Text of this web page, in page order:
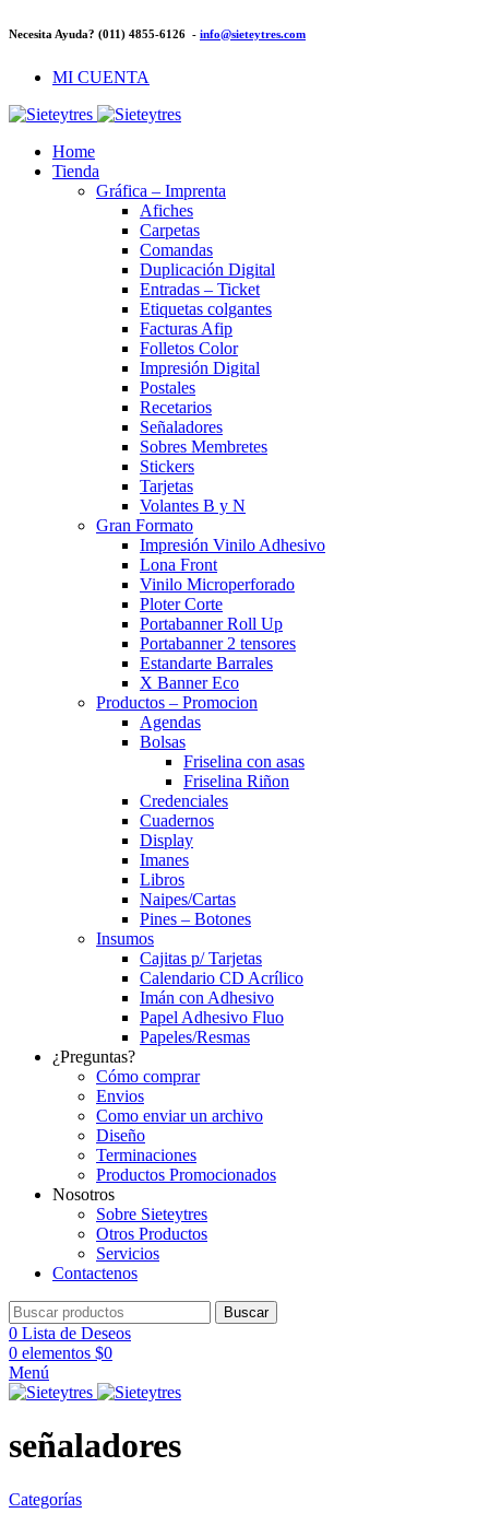
Necesita Ayuda? (011) 4855-6126 - info@sieteytres.com
MI CUENTA
Home
Tienda
Gráfica – Imprenta
Afiches
Carpetas
Comandas
Duplicación Digital
Entradas – Ticket
Etiquetas colgantes
Facturas Afip
Folletos Color
Impresión Digital
Postales
Recetarios
Señaladores
Sobres Membretes
Stickers
Tarjetas
Volantes B y N
Gran Formato
Impresión Vinilo Adhesivo
Lona Front
Vinilo Microperforado
Ploter Corte
Portabanner Roll Up
Portabanner 2 tensores
Estandarte Barrales
X Banner Eco
Productos – Promocion
Agendas
Bolsas
Friselina con asas
Friselina Riñon
Credenciales
Cuadernos
Display
Imanes
Libros
Naipes/Cartas
Pines – Botones
Insumos
Cajitas p/ Tarjetas
Calendario CD Acrílico
Imán con Adhesivo
Papel Adhesivo Fluo
Papeles/Resmas
¿Preguntas?
Cómo comprar
Envios
Como enviar un archivo
Diseño
Terminaciones
Productos Promocionados
Nosotros
Sobre Sieteytres
Otros Productos
Servicios
Contactenos
Buscar
0 Lista de Deseos
0 elementos $0
Menú
señaladores
Categorías